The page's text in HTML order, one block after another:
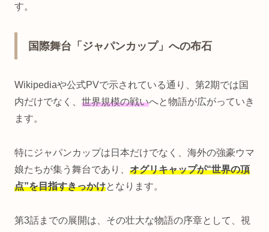
す。
国際舞台「ジャパンカップ」への布石
Wikipediaや公式PVで示されている通り、第2期では国
内だけでなく、 世界規模の戦いへと物語が広がっていき
ます。
特にジャパンカップは日本だけでなく、海外の強豪ウマ
娘たちが集う舞台であり、 オグリキャップが“世界の頂
点”を目指すきっかけとなります。
第3話までの展開は、その壮大な物語の序章として、視